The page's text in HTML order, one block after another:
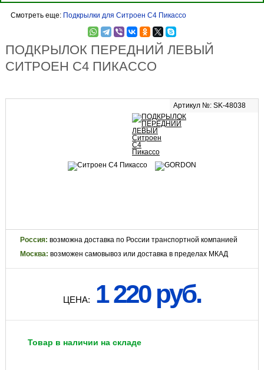
Смотреть еще: Подкрылки для Ситроен С4 Пикассо
ПОДКРЫЛОК ПЕРЕДНИЙ ЛЕВЫЙ
СИТРОЕН С4 ПИКАССО
Артикул №: SK-48038
Россия: возможна доставка по России транспортной компанией
Москва: возможен самовывоз или доставка в пределах МКАД
ЦЕНА: 1 220 руб.
Товар в наличии на складе